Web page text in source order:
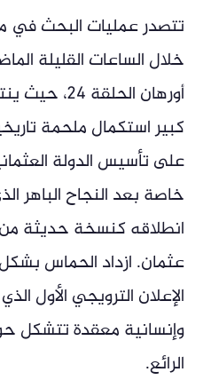
تتصدر عمليات البحث في
خلال الساعات القليلة
أورهان
كبير استكمال ملحمة
على تأسيس الدولة
خاصة بعد النجاح الباهر
انطلاقه كنسخة حديثة
عثمان. ازداد الحماس
الإعلان الترويجي الأول
وإنسانية معقدة تتشكل
الرائع.